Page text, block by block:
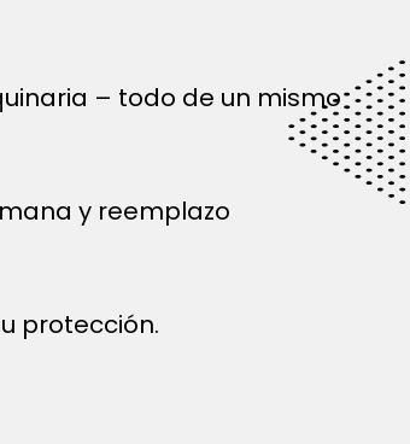
– todo de un mismo
y reemplazo
protección.